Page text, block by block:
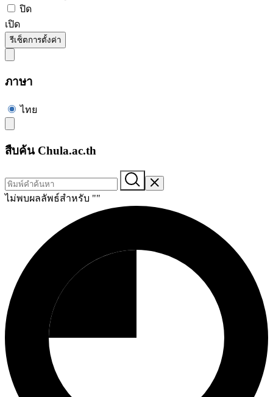
ปิด
เปิด
รีเซ็ตการตั้งค่า
ภาษา
ไทย
สืบค้น Chula.ac.th
ไม่พบผลลัพธ์สำหรับ ""